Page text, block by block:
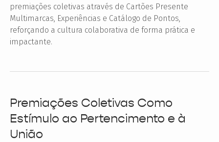
premiações coletivas através de Cartões Presente
Multimarcas, Experiências e Catálogo de Pontos,
reforçando a cultura colaborativa de forma prática e
impactante.
Premiações Coletivas Como
Estímulo ao Pertencimento e à
União